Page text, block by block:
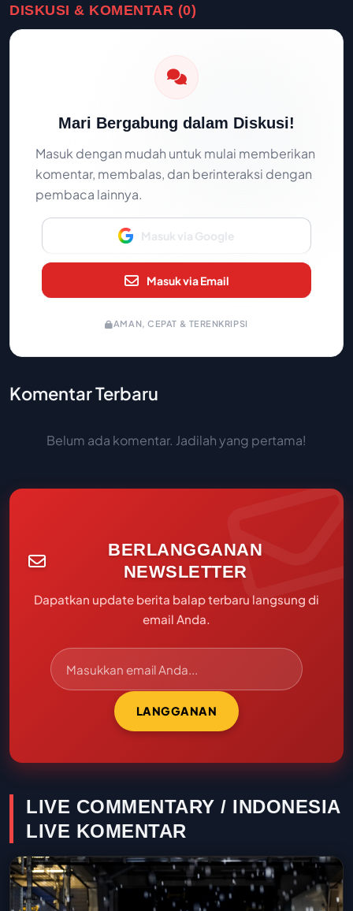
DISKUSI & KOMENTAR (0)
Mari Bergabung dalam Diskusi!
Masuk dengan mudah untuk mulai memberikan
komentar, membalas, dan berinteraksi dengan
pembaca lainnya.
Masuk via Google
Masuk via Email
AMAN, CEPAT & TERENKRIPSI
Komentar Terbaru
Belum ada komentar. Jadilah yang pertama!
BERLANGGANAN
NEWSLETTER
Dapatkan update berita balap terbaru langsung di
email Anda.
LANGGANAN
LIVE COMMENTARY / INDONESIA
LIVE KOMENTAR